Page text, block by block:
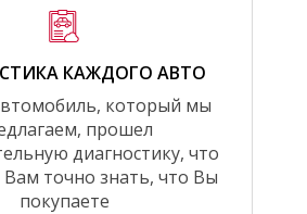
КАЖДОГО АВТО
который мы
прошел
диагностику, что
Вам точно знать, что Вы
покупаете